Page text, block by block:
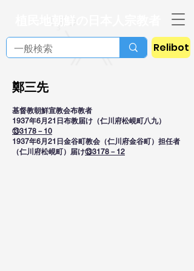
Relibot
鄭三先
基督教朝鮮宣教会布教者
1937年6月21日布教届け（仁川府松峴町八九）
⑬3178－10
1937年6月21日金谷町教会（仁川府金谷町）担任者
（仁川府松峴町）届け⑬3178－12